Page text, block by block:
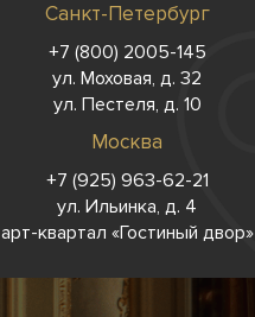
Санкт-Петербург
+7 (800) 2005-145
ул. Моховая, д. 32
ул. Пестеля, д. 10
Москва
+7 (925) 963-62-21
ул. Ильинка, д. 4
арт-квартал «Гостиный двор»